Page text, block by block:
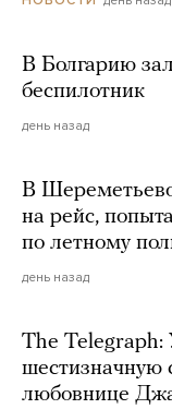
В Болгарию
беспилотник
день назад
В
на рейс,
по летному
день назад
The
шестизначную
любовнице